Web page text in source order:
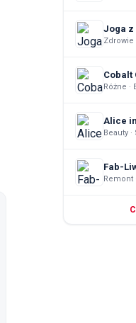
Joga z
Zdrowie
Cobalt
Różne ·
Alice
Beauty
Fab-
Remont